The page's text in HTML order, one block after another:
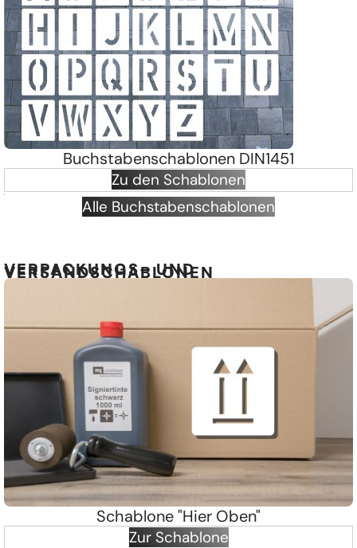
Buchstabenschablonen DIN1451
Zu den Schablonen
Alle Buchstabenschablonen
VERPACKUNGS- UND
VERSANDSCHABLONEN
Schablone "Hier Oben"
Zur Schablone